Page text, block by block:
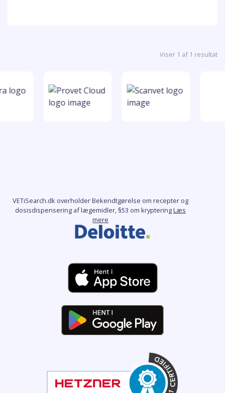
Viser 1 af 1 resultat
VETiSearch.dk overholder Bekendtgørelse om recepter og
dosisdispensering af lægemidler, §53 om krypteringLæs
mere